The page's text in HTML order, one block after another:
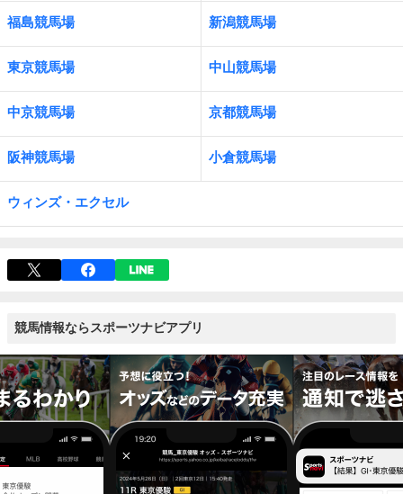
福島競馬場 新潟競馬場
東京競馬場 中山競馬場
中京競馬場 京都競馬場
阪神競馬場 小倉競馬場
ウィンズ・エクセル
競馬情報ならスポーツナビアプリ